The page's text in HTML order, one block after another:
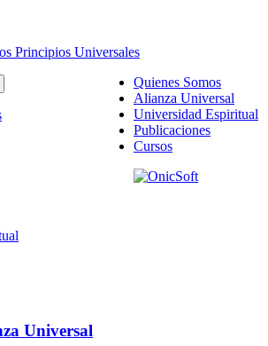
Principios Universales
Universal
Quienes Somos
Alianza Universal
Universidad Espiritual
Publicaciones
Cursos